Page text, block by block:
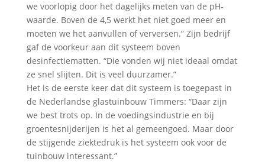
we voorlopig door het dagelijks meten van de pH-
waarde. Boven de 4,5 werkt het niet goed meer en
moeten we het aanvullen of verversen.” Zijn bedrijf
gaf de voorkeur aan dit systeem boven
desinfectiematten. “Die vonden wij niet ideaal omdat
ze snel slijten. Dit is veel duurzamer.”
Het is de eerste keer dat dit systeem is toegepast in
de Nederlandse glastuinbouw Timmers: “Daar zijn
we best trots op. In de voedingsindustrie en bij
groentesnijderijen is het al gemeengoed. Maar door
de stijgende ziektedruk is het systeem ook voor de
tuinbouw interessant.”